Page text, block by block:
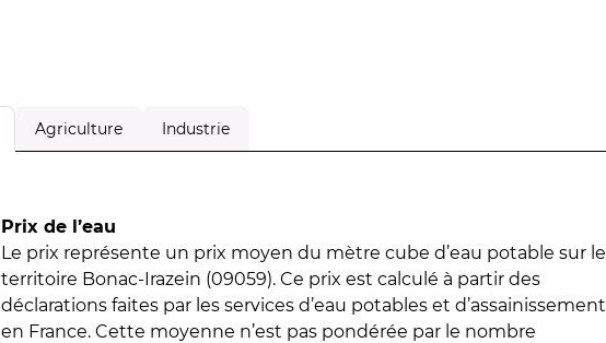
Agriculture Industrie
Prix de l’eau
Le prix représente un prix moyen du mètre cube d’eau potable sur le
territoire Bonac-Irazein (09059). Ce prix est calculé à partir des
déclarations faites par les services d’eau potables et d’assainissement
en France. Cette moyenne n’est pas pondérée par le nombre